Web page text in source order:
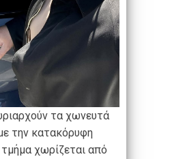
τα χωνευτά
την κατακόρυφη
χωρίζεται από